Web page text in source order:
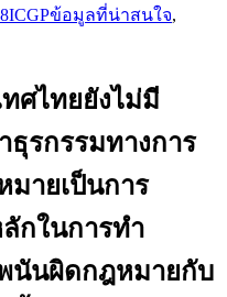
ICGPข้อมูลที่น่าสนใจ,
ศไทยยังไม่มี
รกรรมทางการ
มายเป็นการ
ลักในการทำ
นันผิดกฎหมายกับ